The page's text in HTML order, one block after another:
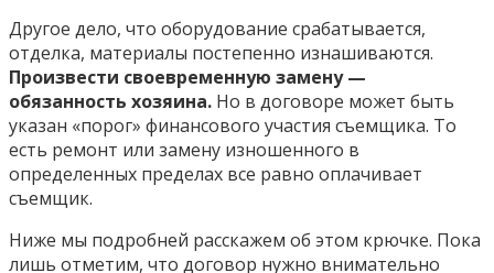
Другое дело, что оборудование срабатывается,
отделка, материалы постепенно изнашиваются.
Произвести своевременную замену —
обязанность хозяина. Но в договоре может быть
указан «порог» финансового участия съемщика. То
есть ремонт или замену изношенного в
определенных пределах все равно оплачивает
съемщик.
Ниже мы подробней расскажем об этом крючке. Пока
лишь отметим, что договор нужно внимательно